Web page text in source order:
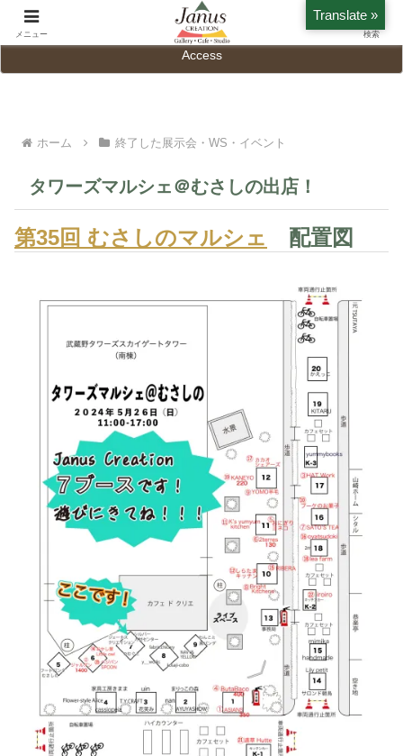
History
Access
ホーム 終了した展示会・WS・イベント
タワーズマルシェ＠むさしの出店！
第35回 むさしのマルシェ 配置図
メニュー 検索
Translate »